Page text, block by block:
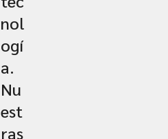
nol
ogí
a.
Nu
est
ras